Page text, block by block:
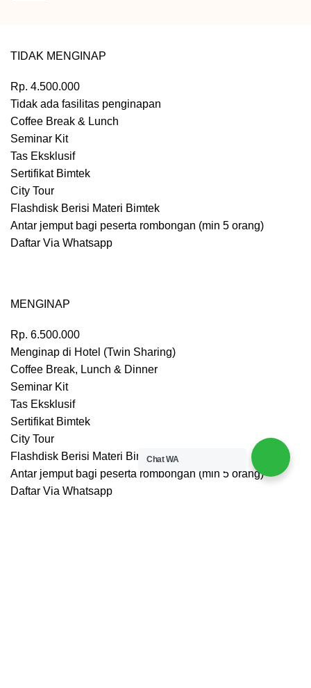
TIDAK MENGINAP
Rp. 4.500.000
Tidak ada fasilitas penginapan
Coffee Break & Lunch
Seminar Kit
Tas Eksklusif
Sertifikat Bimtek
City Tour
Flashdisk Berisi Materi Bimtek
Antar jemput bagi peserta rombongan (min 5 orang)
Daftar Via Whatsapp
MENGINAP
Rp. 6.500.000
Menginap di Hotel (Twin Sharing)
Coffee Break, Lunch & Dinner
Seminar Kit
Tas Eksklusif
Sertifikat Bimtek
City Tour
Flashdisk Berisi Materi Bimtek
Antar jemput bagi peserta rombongan (min 5 orang)
Daftar Via Whatsapp
Chat WA